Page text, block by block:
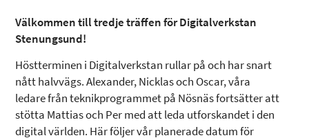
Välkommen till tredje träffen för Digitalverkstan
Stenungsund!
Höstterminen i Digitalverkstan rullar på och har snart
nått halvvägs. Alexander, Nicklas och Oscar, våra
ledare från teknikprogrammet på Nösnäs fortsätter att
stötta Mattias och Per med att leda utforskandet i den
digital världen. Här följer vår planerade datum för